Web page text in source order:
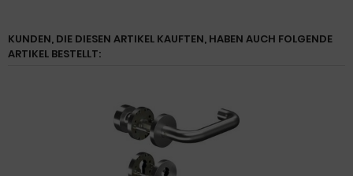
KUNDEN, DIE DIESEN ARTIKEL KAUFTEN, HABEN AUCH FOLGENDE
ARTIKEL BESTELLT: